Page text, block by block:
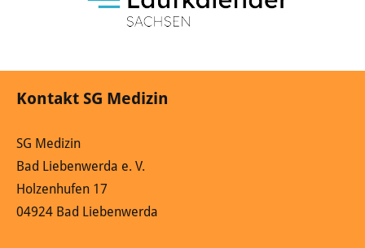
Kontakt SG Medizin
SG Medizin
Bad Liebenwerda e. V.
Holzenhufen 17
04924 Bad Liebenwerda